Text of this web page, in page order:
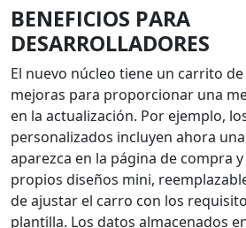
BENEFICIOS PARA
DESARROLLADORES
El nuevo núcleo tiene un carrito
mejoras para proporcionar una
en la actualización. Por ejemplo,
personalizados incluyen ahora
aparezca en la página de compra
propios diseños mini,
de ajustar el carro con los
plantilla. Los datos almacenados